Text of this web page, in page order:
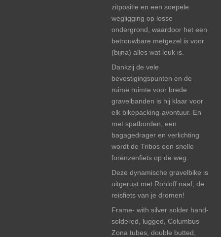
zitpositie en een soepele
wegligging op losse
ondergrond, waardoor het een
betrouwbare metgezel is voor
(bijna) alles wat leuk is.
Dankzij de vele
bevestigingspunten en de
ruime ruimte voor brede
gravelbanden is hij klaar voor
elk bikepacking-avontuur. En
met spatborden, een
bagagedrager en verlichting
wordt de Tribos een snelle
forenzenfiets op de weg.
Deze dynamische gravelbike is
uitgerust met Rohloff naaf; de
reisfiets van je dromen!
Frame- with silver solder hand-
soldered, lugged, Columbus
Zona tubes, double butted,